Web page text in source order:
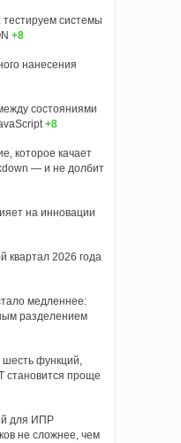
тестируем системы
+8
нанесения
состояниями
+8
которое качает
— и не долбит
на инновации
квартал 2026 года
медленнее:
разделением
функций,
становится проще
для ИПР
не сложнее, чем